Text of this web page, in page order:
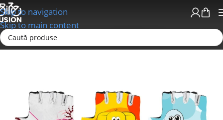
Skip to navigation
Skip to main content
Prima pagină